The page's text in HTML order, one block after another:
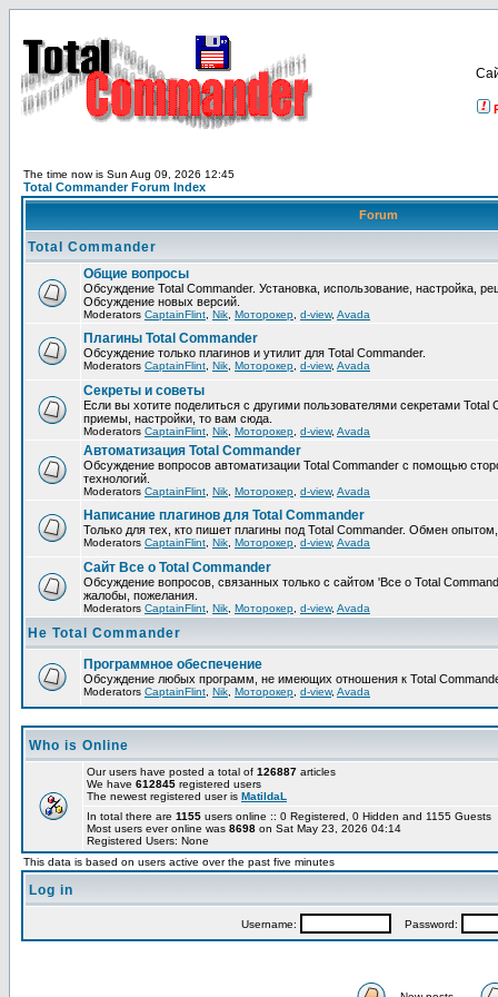
The time now is Sun Aug 09, 2026 12:45
Total Commander Forum Index
Forum
Total Commander
Общие вопросы
Обсуждение Total Commander. Установка, использование, настройка,
Обсуждение новых версий.
Moderators CaptainFlint Nik Моторокер d-view, Avada
Плагины Total Commander
Обсуждение только плагинов и утилит для Total Commander.
Moderators CaptainFlint Nik Моторокер d-view, Avada
Секреты и советы
Если вы хотите поделиться с другими пользователями секретами Total
приемы, настройки, то вам сюда.
Moderators CaptainFlint Nik Моторокер d-view, Avada
Автоматизация Total Commander
Обсуждение вопросов автоматизации Total Commander с помощью
технологий.
Moderators CaptainFlint Nik Моторокер d-view, Avada
Написание плагинов для Total Commander
Только для тех, кто пишет плагины под Total Commander. Обмен
Moderators CaptainFlint Nik Моторокер d-view, Avada
Сайт Все о Total Commander
Обсуждение вопросов, связанных только с сайтом 'Все о Total
жалобы, пожелания.
Moderators CaptainFlint Nik Моторокер d-view, Avada
Не Total Commander
Программное обеспечение
Обсуждение любых программ, не имеющих отношения к Total
Moderators CaptainFlint Nik Моторокер d-view, Avada
Who is Online
Our users have posted a total of 126887 articles
We have 612845 registered users
The newest registered user is MatildaL
In total there are 1155 users online :: 0 Registered, 0 Hidden and 1155
Most users ever online was 8698 on Sat May 23, 2026 04:14
Registered Users: None
This data is based on users active over the past five minutes
Log in
Username: Password: